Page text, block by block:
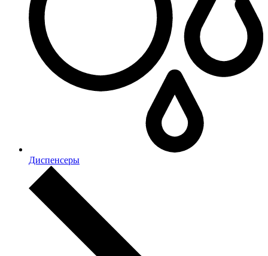
Диспенсеры